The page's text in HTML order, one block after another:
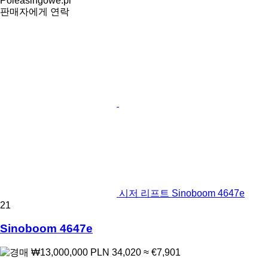
판매자에게 연락
시저 리프트 Sinoboom 4647e
21
Sinoboom 4647e
₩13,000,000 PLN 34,020 ≈ €7,901